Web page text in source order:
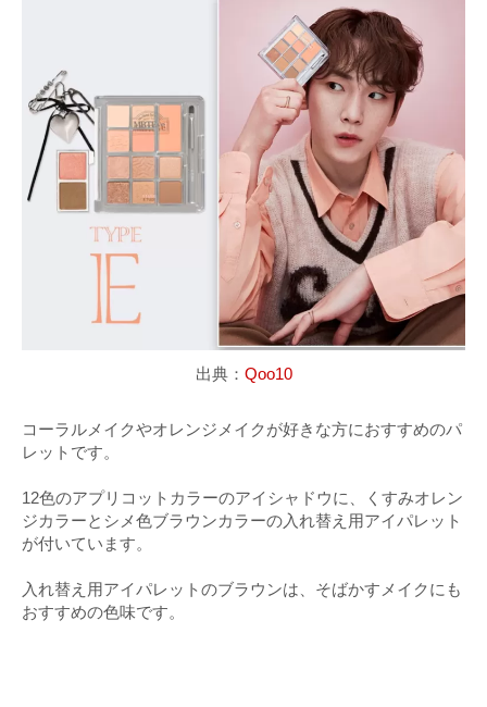
出典： Qoo10
コーラルメイクやオレンジメイクが好きな方におすすめのパ
レットです。
12色のアプリコットカラーのアイシャドウに、くすみオレン
ジカラーとシメ色ブラウンカラーの入れ替え用アイパレット
が付いています。
入れ替え用アイパレットのブラウンは、そばかすメイクにも
おすすめの色味です。